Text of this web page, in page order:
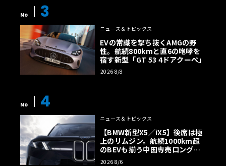
No 3
ニュース＆トピックス
EVの常識を撃ち抜くAMGの野
性。航続800kmと直6の咆哮を
宿す新型「GT 53 4ドアクーペ」
2026 8/8
No 4
ニュース＆トピックス
【BMW新型X5／iX5】後席は極
上のリムジン。航続1000km超
のBEVも揃う中国専売ロング仕
様の全貌
2026 8/6